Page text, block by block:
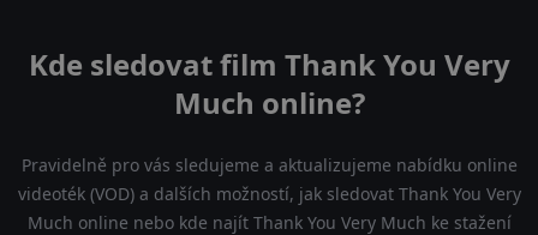
Kde sledovat film Thank You Very
Much online?
Pravidelně pro vás sledujeme a aktualizujeme nabídku online
videoték (VOD) a dalších možností, jak sledovat Thank You Very
Much online nebo kde najít Thank You Very Much ke stažení